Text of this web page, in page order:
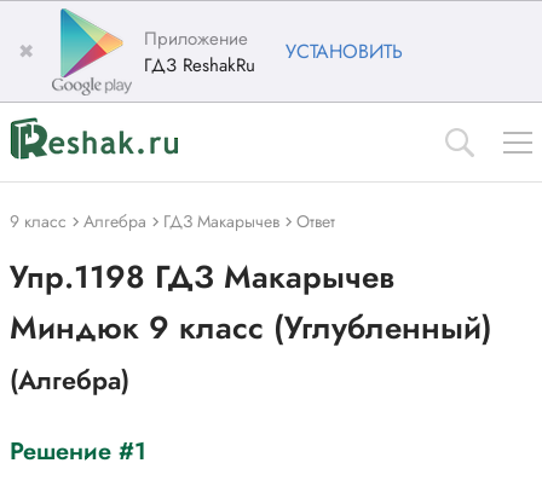
✖
Приложение
ГДЗ ReshakRu
УСТАНОВИТЬ
9 класс Алгебра ГДЗ Макарычев Ответ
Упр.1198 ГДЗ Макарычев
Миндюк 9 класс (Углубленный)
(Алгебра)
Решение #1